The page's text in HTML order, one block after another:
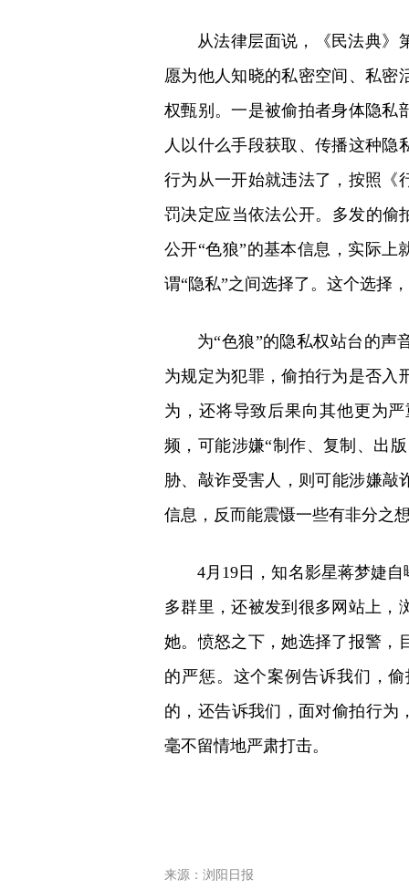
从法律层面说，《民法典》
愿为他人知晓的私密空间、私密
权甄别。一是被偷拍者身体隐私
人以什么手段获取、传播这种隐
行为从一开始就违法了，按照《
罚决定应当依法公开。多发的偷
公开“色狼”的基本信息，实际上
谓“隐私”之间选择了。这个选择
为“色狼”的隐私权站台的声
为规定为犯罪，偷拍行为是否入
为，还将导致后果向其他更为
频，可能涉嫌“制作、复制、出
胁、敲诈受害人，则可能涉嫌敲
信息，反而能震慑一些有非分之
4月19日，知名影星蒋梦婕
多群里，还被发到很多网站上，
她。愤怒之下，她选择了报警，
的严惩。这个案例告诉我们，
的，还告诉我们，面对偷拍行为
毫不留情地严肃打击。
来源：浏阳日报